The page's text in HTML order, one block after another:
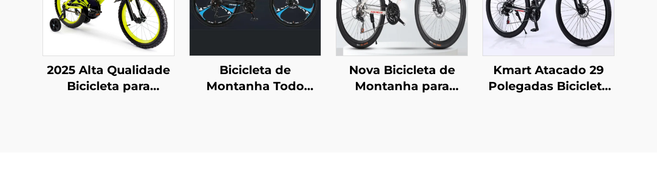
2025 Alta Qualidade
Bicicleta para
Bicicleta de
Montanha Todo
Nova Bicicleta de
Montanha para
Kmart Atacado 29
Polegadas Bicicleta